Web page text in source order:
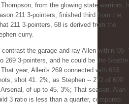
from the glowing state warriors,
211 3-pointers, finished third from the
211 3-pointers, 68 is derived from the
curry.
contrast the garage and ray Allen within '05 -'
269 3-pointers, and he could be the Seattle
year, Allen's 269 connected with 653
shot 41. 2%, as Stephen -- 272 of 600
of up to 45. 3%; That season, Alan
3 ratio is less than a quarter, compared